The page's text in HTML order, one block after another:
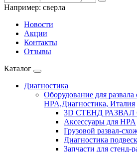
Например: сверла
Новости
Акции
Контакты
Отзывы
Каталог
Диагностика
Оборудование для развала
HPA,Диагностика, Италия
3D СТЕНД
Аксессуары для HPA
Грузовой развал-
Диагностика
Запчасти для стенд-